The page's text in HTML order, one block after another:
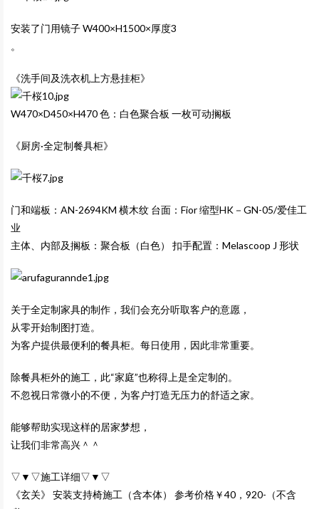
安装了门用镜子W400×H1500×厚度3
。
《洗手间及洗衣机上方悬挂柜》
W470×D450×H470 色：白色聚合板 一枚可动搁板
《厨房·全定制餐具柜》
门和端板：AN-2694KM 横木纹 台面：Fior 缩型HK－GN-05/爱佳工
业
主体、内部及搁板：聚合板（白色） 扣手配置：Melascoop J 形状
关于全定制家具的制作，我们会充分听取客户的意愿，
从零开始制图打造。
为客户提供最便利的餐具柜。每日使用，因此非常重要。
除餐具柜外的施工，此“家庭”也称得上是全定制的。
不忽视日常微小的不便，为客户打造无压力的舒适之家。
能够帮助实现这样的居家梦想，
让我们非常高兴＾＾
▽▼▽施工详细▽▼▽
《玄关》 安装支持椅施工（含本体） 参考价格￥40，920-（不含